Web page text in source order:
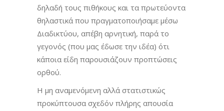
δηλαδή τους πιθήκους και τα πρωτεύοντα
θηλαστικά που πραγματοποιήσαμε μέσω
Διαδικτύου, απέβη αρνητική, παρά το
γεγονός (που μας έδωσε την ιδέα) ότι
κάποια είδη παρουσιάζουν προπτώσεις
ορθού.
Η μη αναμενόμενη αλλά στατιστικώς
προκύπτουσα σχεδόν πλήρης απουσία